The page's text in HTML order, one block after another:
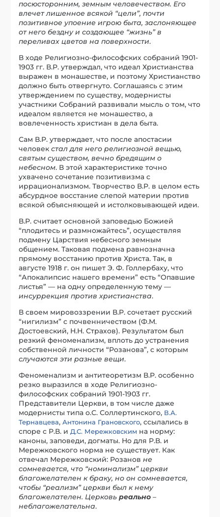
посюсторонним, земным человечеством. Его
влечет лишенное всякой “цели”, почти
позитивное упоение игрою быта, заслоняющее
от него бездну и создающее “жизнь” в
переливах цветов на поверхности.
В ходе Религиозно-философских собраний 1901-
1903 гг. В.Р. утверждал, что идеал Христианства
выражен в монашестве, и поэтому Христианство
должно быть отвергнуто. Соглашаясь с этим
утверждением по существу, модернисты
участники Собраний развивали мысль о том, что
идеалом является не монашество, а
вовлеченность христиан в дела быта.
Сам В.Р. утверждает, что после апостасии
человекстал для него религиозной вещью,
святым существом, вечно бредящим о
небесном. В этой характеристике точно
ухвачено сочетание позитивизма с
иррационализмом. Творчество В.Р. в целом есть
абсурдное восстание слепой материи против
всякой объясняющей и истолковывающей идеи.
В.Р. считает основной заповедью Божией
“плодитесь и размножайтесь”, осуществляя
подмену Царствия небесного земным
общением. Таковая подмена равнозначна
прямому восстанию против Христа. Так, в
августе 1918 г. он пишет Э. Ф. Голлербаху, что
“Апокалипсис нашего времени” есть “Опавшие
листья” — на одну определенную тему —
инсуррекция против христианства.
В своем мировоззрении В.Р. сочетает русский
“нигилизм” с почвенничеством (Ф.М.
Достоевский, Н.Н. Страхов). Результатом был
резкий феноменализм, вплоть до устранения
собственной личности “Розанова”, с которым
случаются эти разные вещи.
Феноменализм и антитеоретизм В.Р. особенно
резко выразился в ходе Религиозно-
философских собраний 1901-1903 гг.
Представители Церкви, в том числе даже
модернисты типа о.С. Соллертинского, В.А.
Тернавцева,Антонина Грановского, ссылались в
споре с Р.В. иД.С. Мережковским на норму:
каноны, заповеди, догматы. Но для Р.В. и
Мережковского норма не существует. Как
отвечал Мережковский: Розановне
сомневается, что “номинализм” церкви
благожелателен к браку, но он сомневается,
чтобы “реализм” церкви был к нему
благожелателен. Церковьреально –
неблагожелательна.